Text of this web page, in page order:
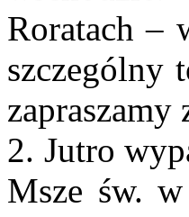
Roratach –
szczególny
zapraszamy
2. Jutro
Msze św.